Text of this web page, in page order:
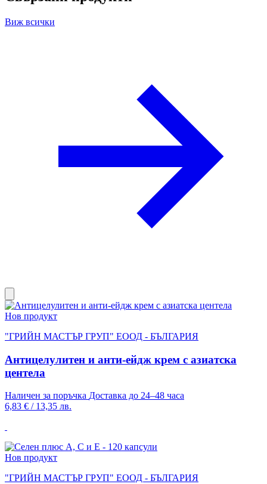
Виж всички
Нов продукт
"ГРИЙН МАСТЪР ГРУП" ЕООД - БЪЛГАРИЯ
Антицелулитен и анти-ейдж крем с азиатска
центела
Наличен за поръчка Доставка до 24–48 часа
6,83 € / 13,35 лв.
Нов продукт
"ГРИЙН МАСТЪР ГРУП" ЕООД - БЪЛГАРИЯ